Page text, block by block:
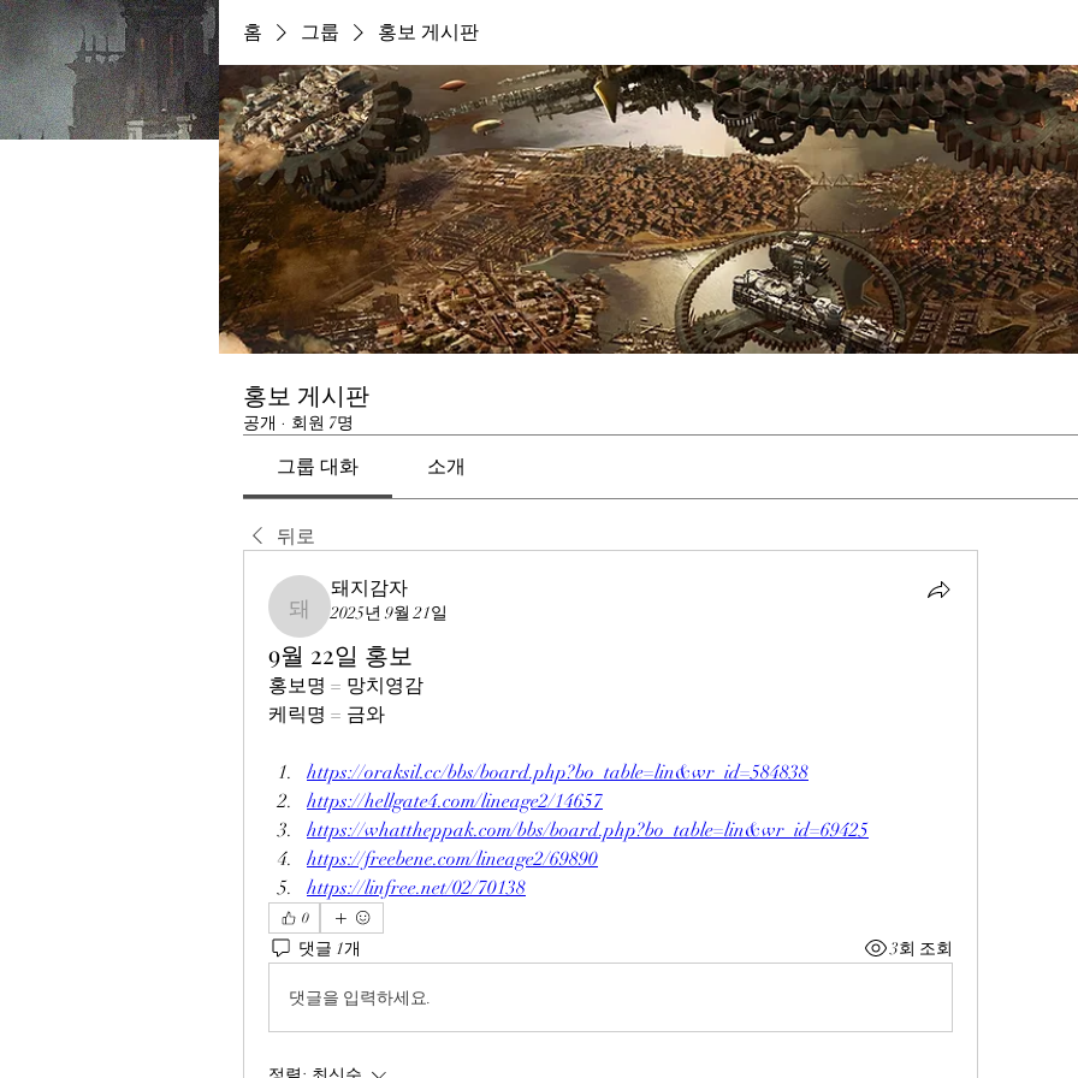
홈 그룹 홍보 게시판
홍보 게시판
공개 · 회원 7명
그룹 대화 소개
뒤로
돼지감자
돼지감자
2025년 9월 21일
9월 22일 홍보
홍보명 = 망치영감
케릭명 = 금와
https://oraksil.cc/bbs/board.php?bo_table=lin&wr_id=584838
https://hellgate4.com/lineage2/14657
https://whattheppak.com/bbs/board.php?bo_table=lin&wr_id=69425
https://freebene.com/lineage2/69890
https://linfree.net/02/70138
0
댓글 1개 3회 조회
댓글을 입력하세요.